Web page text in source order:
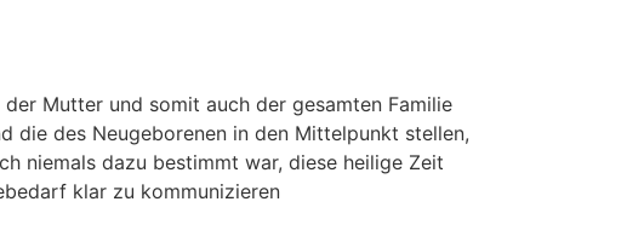
Mutter und somit auch der gesamten Familie
die des Neugeborenen in den Mittelpunkt stellen,
niemals dazu bestimmt war, diese heilige Zeit
klar zu kommunizieren